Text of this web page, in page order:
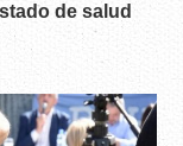
de salud